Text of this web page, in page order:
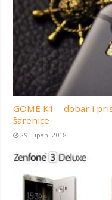
GOME K1 – dobar i
šarenice
29. Lipanj 2018